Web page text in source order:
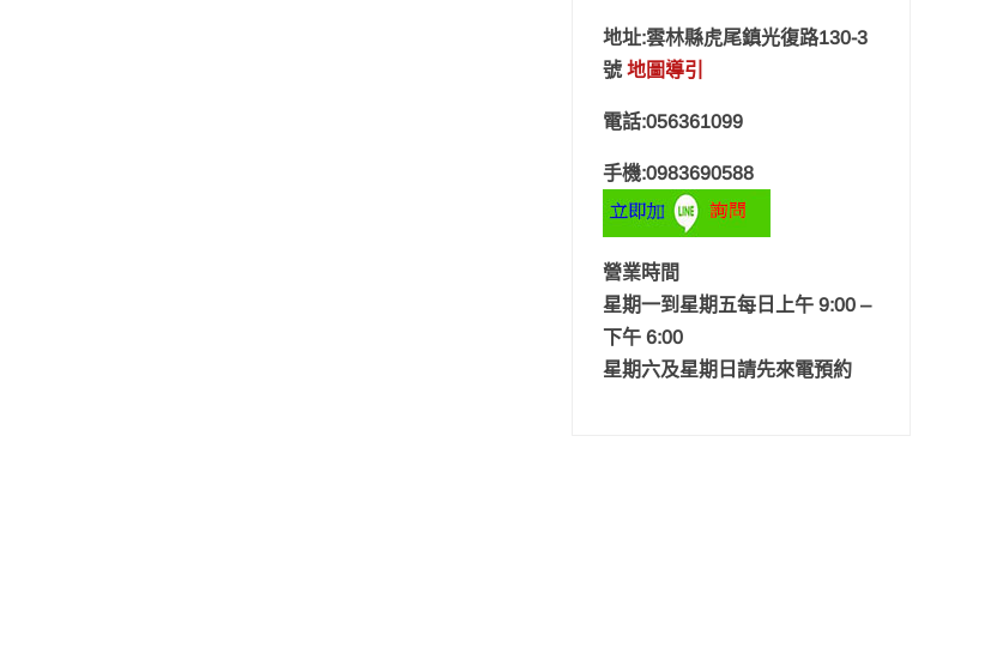
地址:雲林縣虎尾鎮光復路130-3
號地圖導引
電話:056361099
手機:0983690588
營業時間
星期一到星期五每日上午 9:00 –
下午 6:00
星期六及星期日請先來電預約